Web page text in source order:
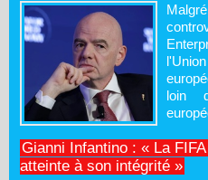
loin
Gianni Infantino : « La
atteinte à son intégrité »